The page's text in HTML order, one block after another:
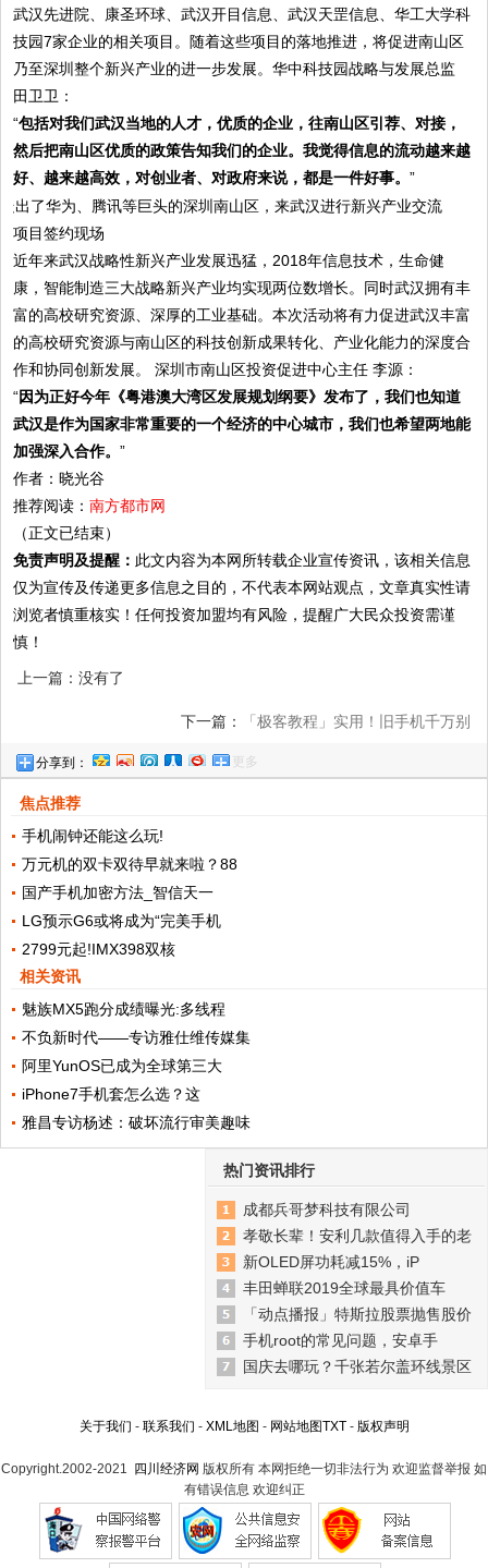
武汉先进院、康圣环球、武汉开目信息、武汉天罡信息、华工大学科
技园7家企业的相关项目。随着这些项目的落地推进，将促进南山区
乃至深圳整个新兴产业的进一步发展。华中科技园战略与发展总监
田卫卫：
“包括对我们武汉当地的人才，优质的企业，往南山区引荐、对接，
然后把南山区优质的政策告知我们的企业。我觉得信息的流动越来越
好、越来越高效，对创业者、对政府来说，都是一件好事。”
项目签约现场
近年来武汉战略性新兴产业发展迅猛，2018年信息技术，生命健
康，智能制造三大战略新兴产业均实现两位数增长。同时武汉拥有丰
富的高校研究资源、深厚的工业基础。本次活动将有力促进武汉丰富
的高校研究资源与南山区的科技创新成果转化、产业化能力的深度合
作和协同创新发展。 深圳市南山区投资促进中心主任 李源：
“因为正好今年《粤港澳大湾区发展规划纲要》发布了，我们也知道
武汉是作为国家非常重要的一个经济的中心城市，我们也希望两地能
加强深入合作。”
作者：晓光谷
推荐阅读：南方都市网
（正文已结束）
免责声明及提醒： 此文内容为本网所转载企业宣传资讯，该相关信息
仅为宣传及传递更多信息之目的，不代表本网站观点，文章真实性请
浏览者慎重核实！任何投资加盟均有风险，提醒广大民众投资需谨
慎！
上一篇：没有了
下一篇： 「极客教程」实用！旧手机千万别
分享到： 更多
焦点推荐
手机闹钟还能这么玩!
万元机的双卡双待早就来啦？88
国产手机加密方法_智信天一
LG预示G6或将成为“完美手机
2799元起!IMX398双核
相关资讯
魅族MX5跑分成绩曝光:多线程
不负新时代——专访雅仕维传媒集
阿里YunOS已成为全球第三大
iPhone7手机套怎么选？这
雅昌专访杨述：破坏流行审美趣味
热门资讯排行
成都兵哥梦科技有限公司
孝敬长辈！安利几款值得入手的老
新OLED屏功耗减15%，iP
丰田蝉联2019全球最具价值车
「动点播报」特斯拉股票抛售股价
手机root的常见问题，安卓手
国庆去哪玩？千张若尔盖环线景区
关于我们 - 联系我们 - XML地图 - 网站地图TXT- 版权声明
Copyright.2002-2021 四川经济网 版权所有 本网拒绝一切非法行为 欢迎监督举报 如
有错误信息 欢迎纠正